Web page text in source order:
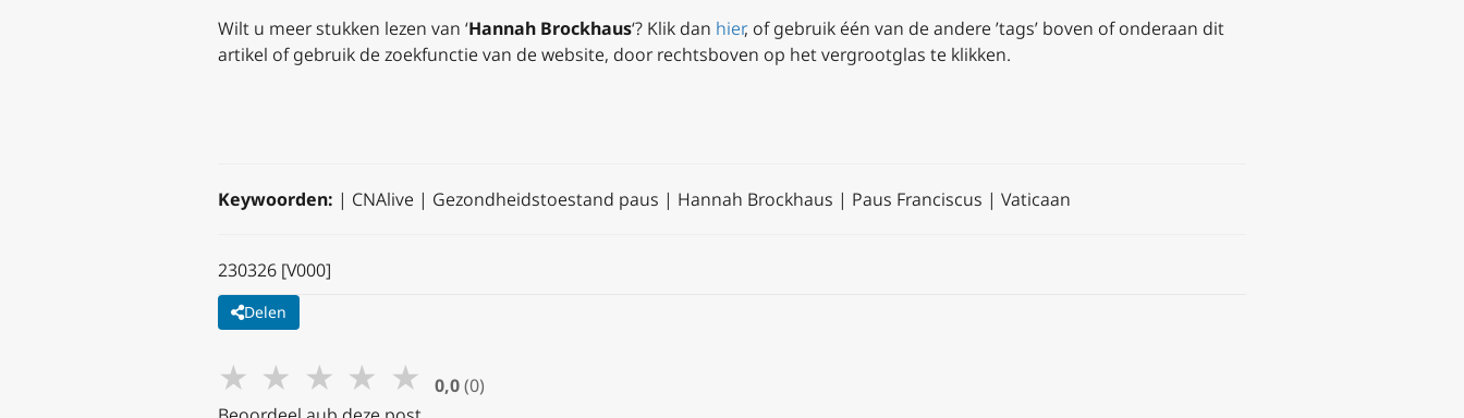
Wilt u meer stukken lezen van ‘Hannah Brockhaus‘? Klik dan hier, of gebruik één van de andere ’tags’ boven of onderaan dit
artikel of gebruik de zoekfunctie van de website, door rechtsboven op het vergrootglas te klikken.
Keywoorden: | CNAlive | Gezondheidstoestand paus | Hannah Brockhaus | Paus Franciscus | Vaticaan
230326 [V000]
Delen
★ ★ ★ ★ ★ 0,0 (0)